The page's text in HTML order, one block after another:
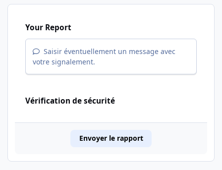
Your Report
Saisir éventuellement un message avec
votre signalement.
Vérification de sécurité
Envoyer le rapport